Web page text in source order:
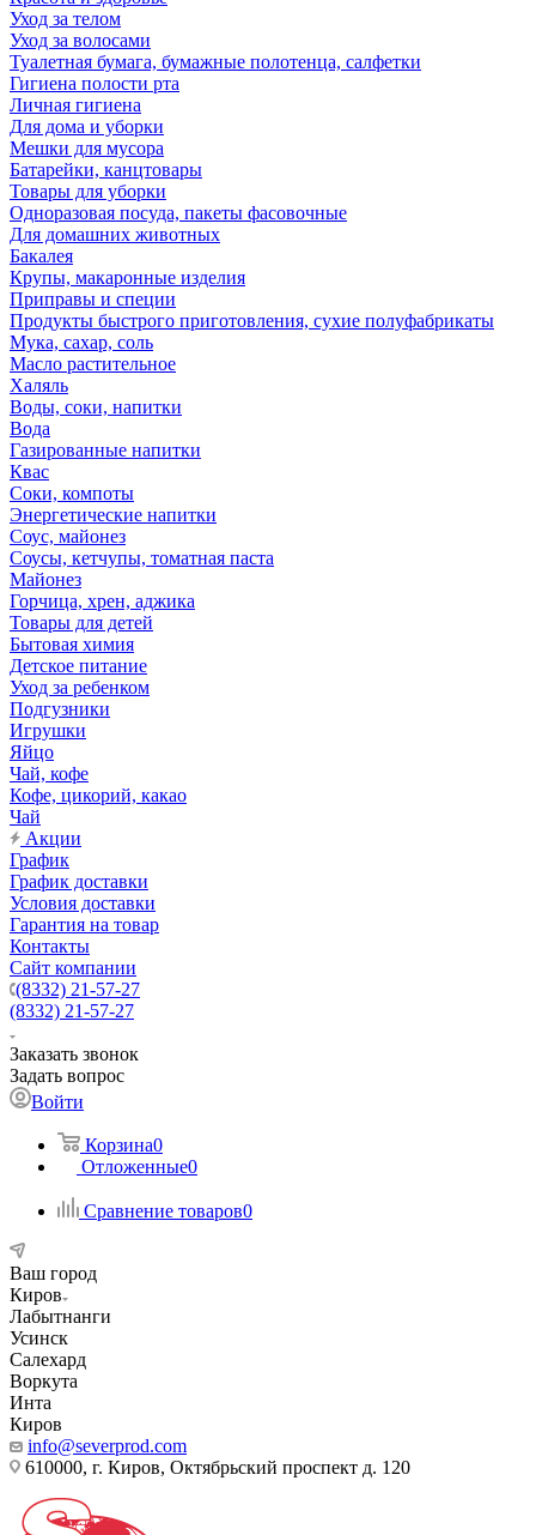
Уход за телом
Уход за волосами
Туалетная бумага, бумажные полотенца, салфетки
Гигиена полости рта
Личная гигиена
Для дома и уборки
Мешки для мусора
Батарейки, канцтовары
Товары для уборки
Одноразовая посуда, пакеты фасовочные
Для домашних животных
Бакалея
Крупы, макаронные изделия
Приправы и специи
Продукты быстрого приготовления, сухие полуфабрикаты
Мука, сахар, соль
Масло растительное
Халяль
Воды, соки, напитки
Вода
Газированные напитки
Квас
Соки, компоты
Энергетические напитки
Соус, майонез
Соусы, кетчупы, томатная паста
Майонез
Горчица, хрен, аджика
Товары для детей
Бытовая химия
Детское питание
Уход за ребенком
Подгузники
Игрушки
Яйцо
Чай, кофе
Кофе, цикорий, какао
Чай
Акции
График
График доставки
Условия доставки
Гарантия на товар
Контакты
Сайт компании
(8332) 21-57-27
(8332) 21-57-27
Заказать звонок
Задать вопрос
Войти
Корзина0
Отложенные0
Сравнение товаров0
Ваш город
Киров
Лабытнанги
Усинск
Салехард
Воркута
Инта
Киров
info@severprod.com
610000, г. Киров, Октябрьский проспект д. 120